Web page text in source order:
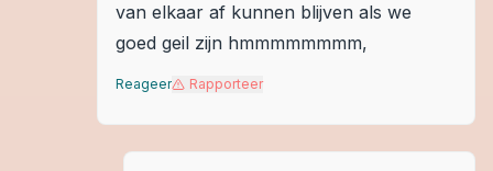
van elkaar af kunnen blijven als we
goed geil zijn hmmmmmmmm,
Reageer Rapporteer